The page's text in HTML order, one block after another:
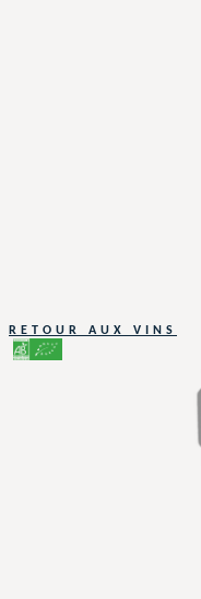
RETOUR AUX VINS